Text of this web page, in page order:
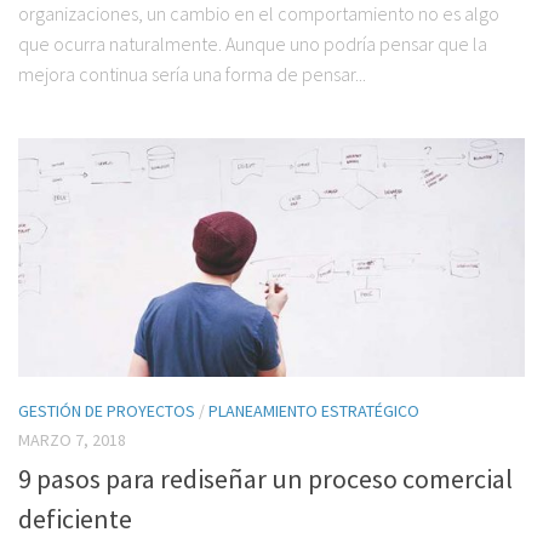
organizaciones, un cambio en el comportamiento no es algo
que ocurra naturalmente. Aunque uno podría pensar que la
mejora continua sería una forma de pensar...
GESTIÓN DE PROYECTOS /PLANEAMIENTO ESTRATÉGICO
MARZO 7, 2018
9 pasos para rediseñar un proceso comercial
deficiente